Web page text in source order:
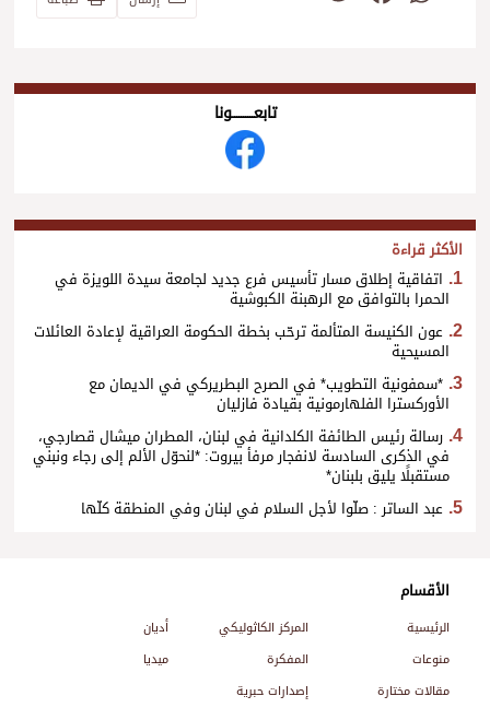
تابعــــــــــونا
الأكثر قراءة
اتفاقية إطلاق مسار تأسيس فرع جديد لجامعة سيدة اللويزة في
الحمرا بالتوافق مع الرهبنة الكبوشية
عون الكنيسة المتألمة ترحّب بخطة الحكومة العراقية لإعادة العائلات
المسيحية
*سمفونية التطويب* في الصرح البطريركي في الديمان مع
الأوركسترا الفلهارمونية بقيادة فازليان
رسالة رئيس الطائفة الكلدانية في لبنان، المطران ميشال قصارجي،
في الذكرى السادسة لانفجار مرفأ بيروت: *لنحوّل الألم إلى رجاء ونبني
مستقبلًا يليق بلبنان*
عبد الساتر : صلّوا لأجل السلام في لبنان وفي المنطقة كلّها
الأقسام
الرئيسية المركز الكاثوليكي
أديان
منوعات
المفكرة
ميديا
مقالات مختارة
إصدارات حبرية